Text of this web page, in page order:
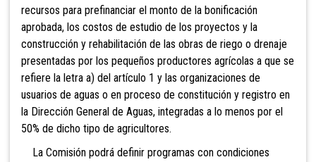
recursos para prefinanciar el monto de la bonificación
aprobada, los costos de estudio de los proyectos y la
construcción y rehabilitación de las obras de riego o drenaje
presentadas por los pequeños productores agrícolas a que se
refiere la letra a) del artículo 1 y las organizaciones de
usuarios de aguas o en proceso de constitución y registro en
la Dirección General de Aguas, integradas a lo menos por el
50% de dicho tipo de agricultores.
La Comisión podrá definir programas con condiciones